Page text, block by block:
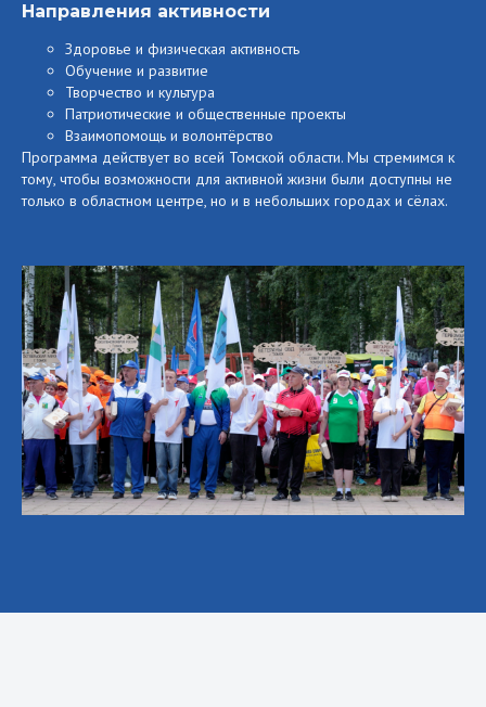
Направления активности
Здоровье и физическая активность
Обучение и развитие
Творчество и культура
Патриотические и общественные проекты
Взаимопомощь и волонтёрство
Программа действует во всей Томской области. Мы стремимся к
тому, чтобы возможности для активной жизни были доступны не
только в областном центре, но и в небольших городах и сёлах.